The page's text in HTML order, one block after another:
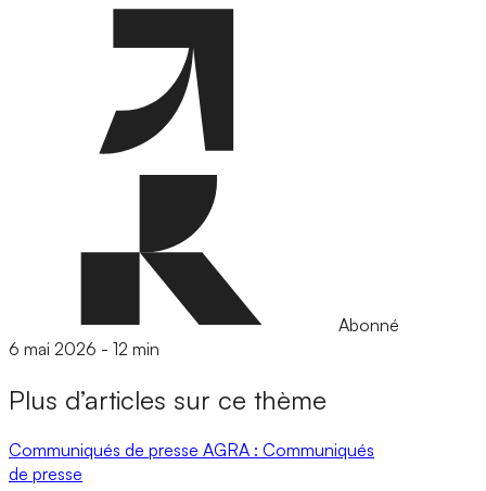
Abonné
6 mai 2026 - 12 min
Plus d’articles sur ce thème
Communiqués de presse AGRA : Communiqués
de presse